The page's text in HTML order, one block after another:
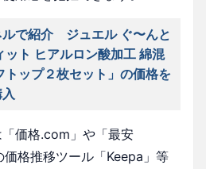
ルで紹介 ジュエル ぐ〜んと
ット ヒアルロン酸加工 綿混
トップ２枚セット」の価格を
価格.com」や「最安
格推移ツール「Keepa」等